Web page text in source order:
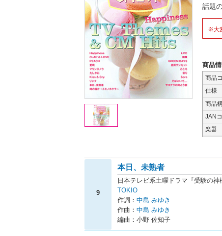
話題
※大
商品
商品
仕様
商品
JAN
楽器
9
本日、未熟者
日本テレビ系土曜ドラマ『受験の神
TOKIO
作詞： 中島 みゆき
作曲： 中島 みゆき
編曲：小野 佐知子